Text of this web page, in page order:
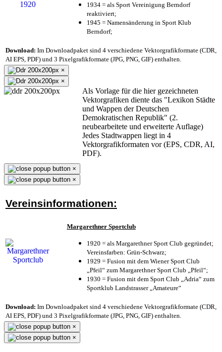
1934 = als Sport Vereinigung Berndorf
reaktiviert;
1945 = Namensänderung in Sport Klub
Berndorf;
Download: Im Downloadpaket sind 4 verschiedene Vektorgrafikformate (CDR,
AI EPS, PDF) und 3 Pixelgrafikformate (JPG, PNG, GIF) enthalten.
×
×
Als Vorlage für die hier gezeichneten
Vektorgrafiken diente das "Lexikon Städte
und Wappen der Deutschen
Demokratischen Republik" (2.
neubearbeitete und erweiterte Auflage)
Jedes Stadtwappen liegt in 4
Vektorgrafikformaten vor (EPS, CDR, AI,
PDF).
×
×
Vereinsinformationen:
Margarethner Sportclub
1920 = als Margarethner Sport Club gegründet;
Vereinsfarben: Grün-Schwarz;
1929 = Fusion mit dem Wiener Sport Club
„Pfeil“ zum Margarethner Sport Club „Pfeil“;
1930 = Fusion mit dem Sport Club „Adria“ zum
Sportklub Landstrasser „Amateure“
Download: Im Downloadpaket sind 4 verschiedene Vektorgrafikformate (CDR,
AI EPS, PDF) und 3 Pixelgrafikformate (JPG, PNG, GIF) enthalten.
×
×